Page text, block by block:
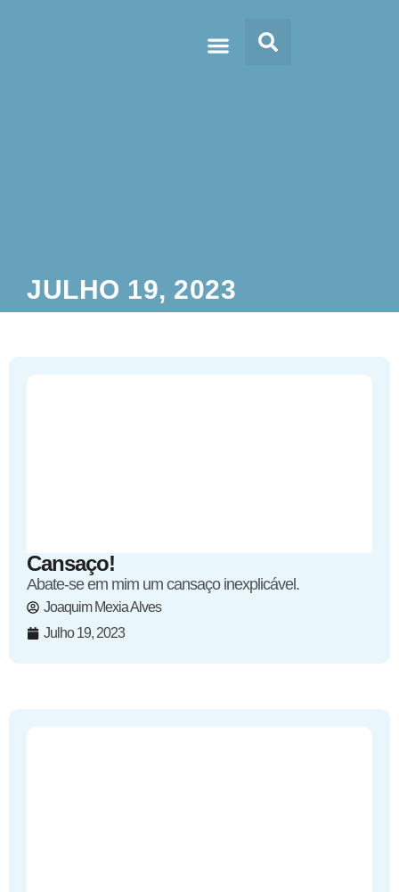
JULHO 19, 2023
Cansaço!
Abate-se em mim um cansaço inexplicável.
Joaquim Mexia Alves
Julho 19, 2023